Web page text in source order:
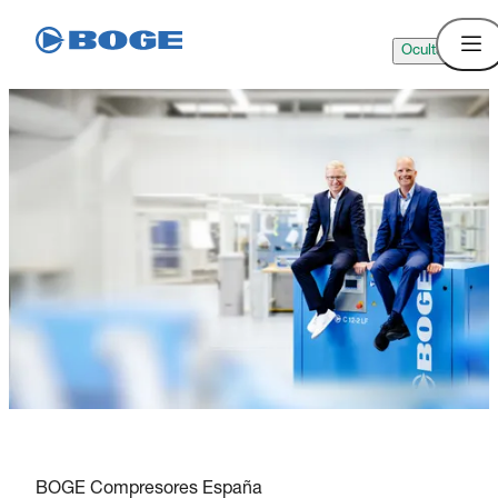
BOGE Compresores España
Ocultar